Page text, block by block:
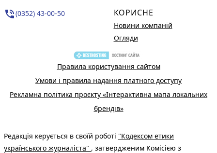
phone_in_talk(0352) 43-00-50 КОРИСНЕ
Новини компаній
Огляди
Правила користування сайтом
Умови і правила надання платного доступу
Рекламна політика проєкту «Інтерактивна мапа локальних
брендів»
Редакція керується в своїй роботі "Кодексом етики
українського журналіста" , затвердженим Комісією з